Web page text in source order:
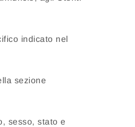
indicato nel
sezione
sesso, stato e